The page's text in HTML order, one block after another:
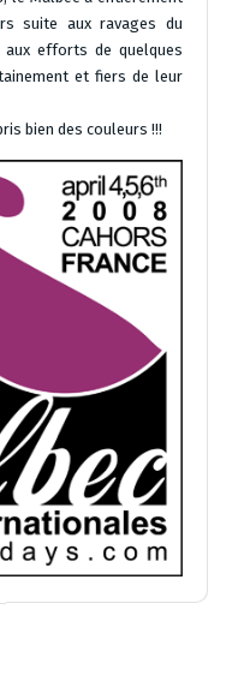
suite aux ravages du
efforts de quelques
et fiers de leur
bien des couleurs !!!